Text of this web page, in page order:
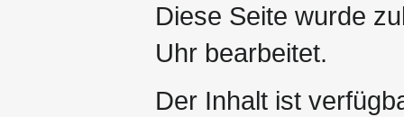
Diese Seite wurde
Uhr bearbeitet.
Der Inhalt ist